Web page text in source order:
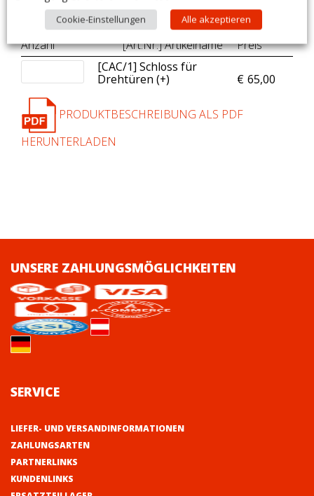
Zubehör:
Anzahl
[Art.Nr.] Artikelname
Preis
[CAC/1] Schloss für
Drehtüren (+
€ 65,00
)
PRODUKTBESCHREIBUNG ALS PDF
HERUNTERLADEN
UNSERE ZAHLUNGSMÖGLICHKEITEN
SERVICE
LIEFER- UND VERSANDINFORMATIONEN
ZAHLUNGSARTEN
PARTNERLINKS
KUNDENLINKS
Cookie-Einstellungen Alle akzeptieren